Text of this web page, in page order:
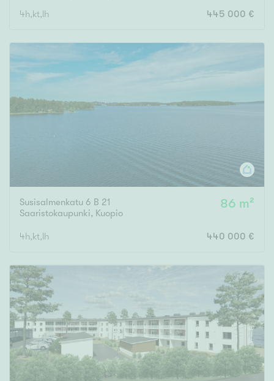
4h,kt,lh 445 000 €
Susisalmenkatu 6 B 21
Saaristokaupunki, Kuopio
86 m²
4h,kt,lh 440 000 €